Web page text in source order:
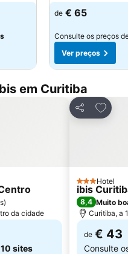
de € 65
Consulte os preços
Ver preços
em Curitiba
)
da cidade
10 sites
Partilhar
3 Estrelas
Hotel
ibis
8,4 Muito
Curitiba, a
de € 43
Consulte